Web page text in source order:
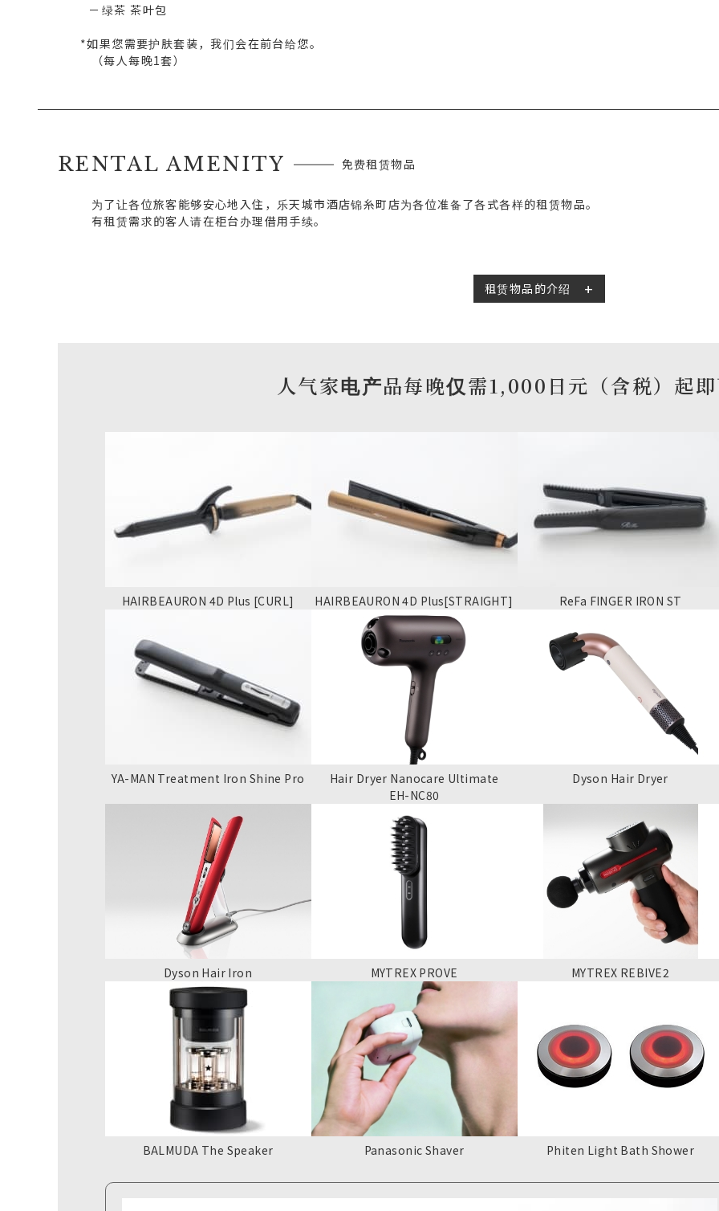
绿茶 茶叶包
*如果您需要护肤套装，我们会在前台给您。
（每人每晚1套）
RENTAL AMENITY 免费租赁物品
为了让各位旅客能够安心地入住，乐天城市酒店锦糸町店为各位准备了各式各样的租赁物品。
有租赁需求的客人请在柜台办理借用手续。
租赁物品的介绍
人气家电产品每晚仅需1,000日元（含税）起即
HAIRBEAURON 4D Plus [CURL] HAIRBEAURON 4D Plus[STRAIGHT] ReFa FINGER IRON ST
YA-MAN Treatment Iron Shine Pro
Hair Dryer Nanocare Ultimate
EH-NC80
Dyson Hair Dryer
Dyson Hair Iron MYTREX PROVE MYTREX REBIVE2
BALMUDA The Speaker Panasonic Shaver Phiten Light Bath Shower